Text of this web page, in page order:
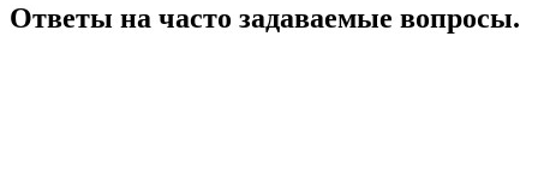
Ответы на часто задаваемые вопросы.